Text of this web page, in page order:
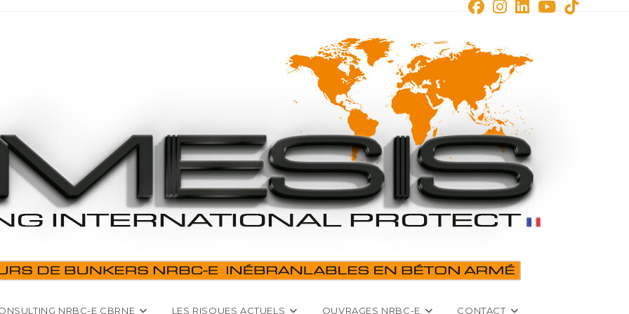
NRBC-E CBRNE LES RISQUES ACTUELS OUVRAGES NRBC-E CONTACT